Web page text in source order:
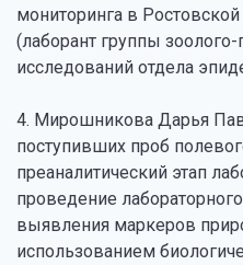
мониторинга в Ростовской
(лаборант группы зоолого-
исследований отдела
4. Мирошникова Дарья
поступивших проб
преаналитический этап
проведение
выявления маркеров
использованием